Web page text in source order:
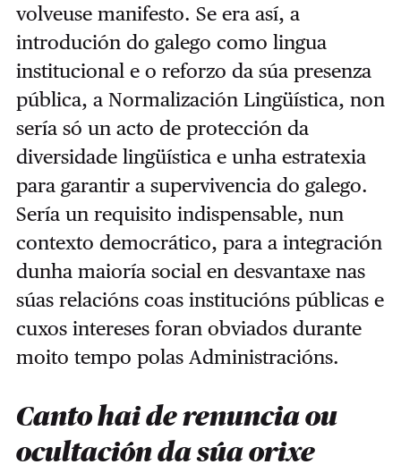
volveuse manifesto. Se era así, a
introdución do galego como lingua
institucional e o reforzo da súa presenza
pública, a Normalización Lingüística, non
sería só un acto de protección da
diversidade lingüística e unha estratexia
para garantir a supervivencia do galego.
Sería un requisito indispensable, nun
contexto democrático, para a integración
dunha maioría social en desvantaxe nas
súas relacións coas institucións públicas e
cuxos intereses foran obviados durante
moito tempo polas Administracións.
Canto hai de renuncia ou
ocultación da súa orixe